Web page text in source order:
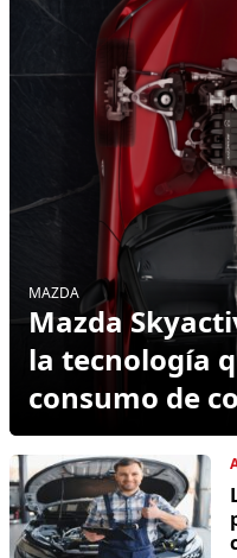
MAZDA
Mazda
la tecnología
consumo de